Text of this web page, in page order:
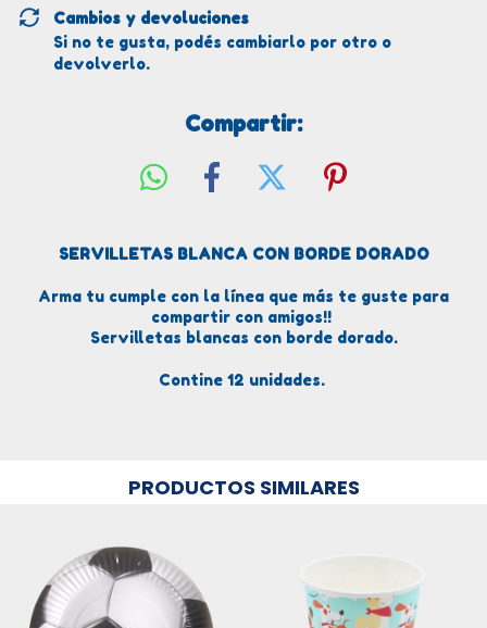
Cambios y devoluciones
Si no te gusta, podés cambiarlo por otro o
devolverlo.
Compartir:
SERVILLETAS BLANCA CON BORDE DORADO
Arma tu cumple con la línea que más te guste para
compartir con amigos!!
Servilletas blancas con borde dorado.
Contine 12 unidades.
PRODUCTOS SIMILARES